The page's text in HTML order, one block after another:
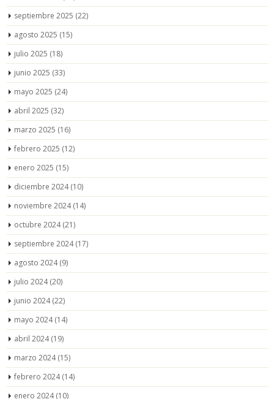
septiembre 2025 (22)
agosto 2025 (15)
julio 2025 (18)
junio 2025 (33)
mayo 2025 (24)
abril 2025 (32)
marzo 2025 (16)
febrero 2025 (12)
enero 2025 (15)
diciembre 2024(10)
noviembre 2024(14)
octubre 2024(21)
septiembre 2024(17)
agosto 2024(9)
julio 2024(20)
junio 2024(22)
mayo 2024(14)
abril 2024(19)
marzo 2024(15)
febrero 2024(14)
enero 2024(10)